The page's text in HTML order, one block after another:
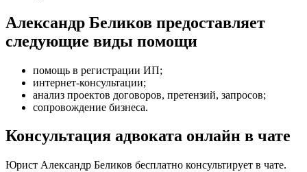
Александр Беликов предоставляет
следующие виды помощи
помощь в регистрации ИП;
интернет-консультации;
анализ проектов договоров, претензий, запросов;
сопровождение бизнеса.
Консультация адвоката онлайн в чате
Юрист Александр Беликов бесплатно консультирует в чате.